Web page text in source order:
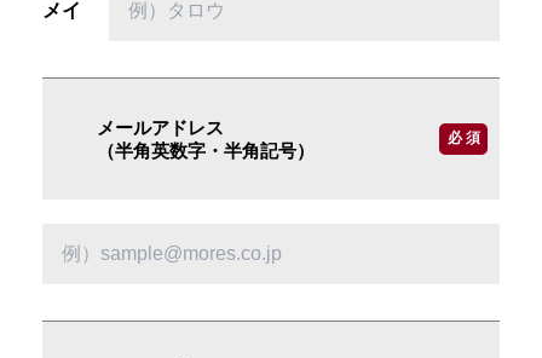
メイ
メールアドレス
（半角英数字・半角記号）
必 須